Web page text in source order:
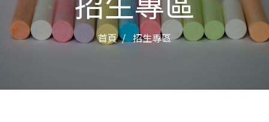
首頁 招生專區